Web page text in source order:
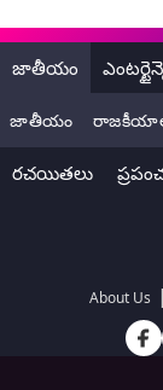
జాతీయం
జాతీయం
రచయితలు
About Us |